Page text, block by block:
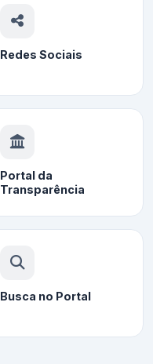
Redes Sociais
Portal da
Transparência
Busca no Portal